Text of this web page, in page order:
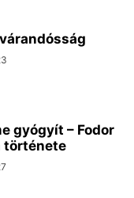
gyógyít – Fodor
története